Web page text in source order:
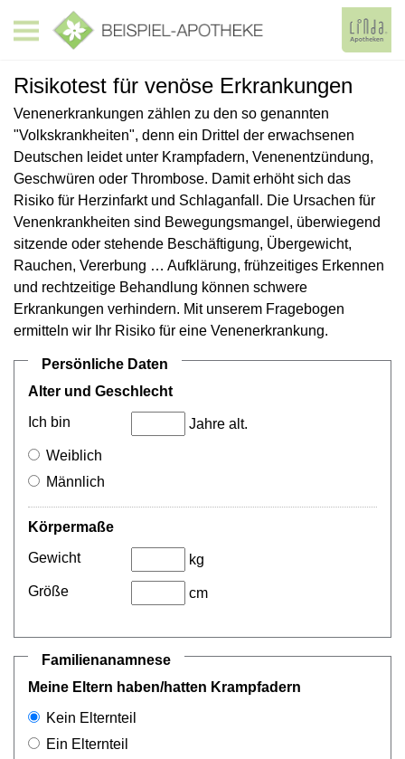
Risikotest für venöse Erkrankungen
Venenerkrankungen zählen zu den so genannten
"Volkskrankheiten", denn ein Drittel der erwachsenen
Deutschen leidet unter Krampfadern, Venenentzündung,
Geschwüren oder Thrombose. Damit erhöht sich das
Risiko für Herzinfarkt und Schlaganfall. Die Ursachen für
Venenkrankheiten sind Bewegungsmangel, überwiegend
sitzende oder stehende Beschäftigung, Übergewicht,
Rauchen, Vererbung … Aufklärung, frühzeitiges Erkennen
und rechtzeitige Behandlung können schwere
Erkrankungen verhindern. Mit unserem Fragebogen
ermitteln wir Ihr Risiko für eine Venenerkrankung.
Persönliche Daten
Alter und Geschlecht
Ich bin
Jahre alt.
Weiblich
Männlich
Körpermaße
Gewicht
kg
Größe cm
Familienanamnese
Meine Eltern haben/hatten Krampfadern
Kein Elternteil
Ein Elternteil